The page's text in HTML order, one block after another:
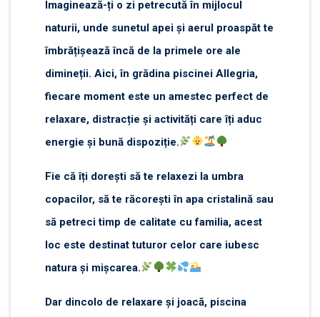
Imaginează-ți o zi petrecută în mijlocul
naturii, unde sunetul apei și aerul proaspăt te
îmbrățișează încă de la primele ore ale
dimineții. Aici, în grădina piscinei Allegria,
fiecare moment este un amestec perfect de
relaxare, distracție și activități care îți aduc
energie și bună dispoziție.
Fie că îți dorești să te relaxezi la umbra
copacilor, să te răcorești în apa cristalină sau
să petreci timp de calitate cu familia, acest
loc este destinat tuturor celor care iubesc
natura și mișcarea.
Dar dincolo de relaxare și joacă, piscina